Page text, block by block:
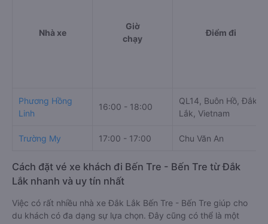
Nhà xe
Giờ
chạy
Điểm đi
Phương Hồng
Linh
16:00 - 18:00
QL14, Buôn Hồ, Đắk
Lắk, Vietnam
Trường My 17:00 - 17:00 Chu Văn An
Cách đặt vé xe khách đi Bến Tre - Bến Tre từ Đắk
Lắk nhanh và uy tín nhất
Việc có rất nhiều nhà xe Đắk Lắk Bến Tre - Bến Tre giúp cho
du khách có đa dạng sự lựa chọn. Đây cũng có thể là một